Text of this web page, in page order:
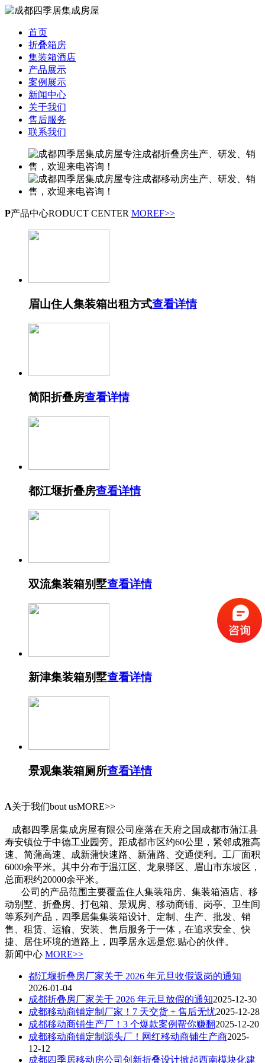
首页
折叠箱房
集装箱酒店
产品展示
案例展示
新闻中心
关于我们
售后服务
联系我们
P产品中心RODUCT CENTER MOREF>>
眉山住人集装箱出租方式查看详情
简阳折叠房查看详情
都江堰折叠房查看详情
双流集装箱别墅查看详情
新津集装箱别墅查看详情
景观集装箱厕所查看详情
A关于我们bout usMORE>>
成都四季居集成房屋有限公司座落在天府之国成都市蒲江县
寿安镇位于中德工业园旁。距成都市区约60公里，紧邻成雅高
速、简蒲高速、成新蒲快速路、新蒲路、交通便利。工厂面积
6000余平米。其中分布于温江区、龙泉驿区、眉山市东坡区，
总面积约20000余平米。
公司的产品范围主要覆盖住人集装箱房、集装箱酒店、移
动别墅、折叠房、打包箱、景观房、移动商铺、岗亭、卫生间
等系列产品，四季居集集装箱设计、定制、生产、批发、销
售、租赁、运输、安装、售后服务于一体，在追求安全、快
捷、居住环境的道路上，四季居永远是您.贴心的伙伴。
新闻中心 MORE>>
都江堰折叠房厂家关于 2026 年元旦收假返岗的通知
2026-01-04
成都折叠房厂家关于 2026 年元旦放假的通知2025-12-30
成都移动商铺定制厂家！7 天交货 + 售后无忧2025-12-28
成都移动商铺生产厂！3 个爆款案例帮你赚翻2025-12-20
成都移动商铺定制源头厂！网红移动商铺生产商2025-
12-12
成都四季居移动房公司创新折叠设计掀起西南模块化建